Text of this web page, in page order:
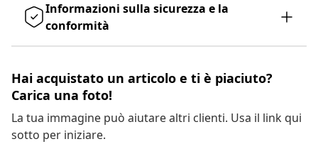
Informazioni sulla sicurezza e la
conformità
Hai acquistato un articolo e ti è piaciuto?
Carica una foto!
La tua immagine può aiutare altri clienti. Usa il link qui
sotto per iniziare.